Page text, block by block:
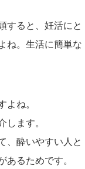
すると、妊活にと
ね。生活に簡単な
ね。
ます。
、酔いやすい人と
るためです。